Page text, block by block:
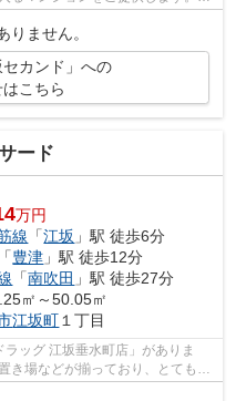
りません。
セカンド」への
こちら
ード
万円
線 「江坂 」駅 徒歩6分
「豊津 」駅 徒歩12分
「南吹田 」駅 徒歩27分
㎡～50.05㎡
江坂町 １丁目
ッグ 江坂垂水町店」がありま
場などが揃っており、とても充